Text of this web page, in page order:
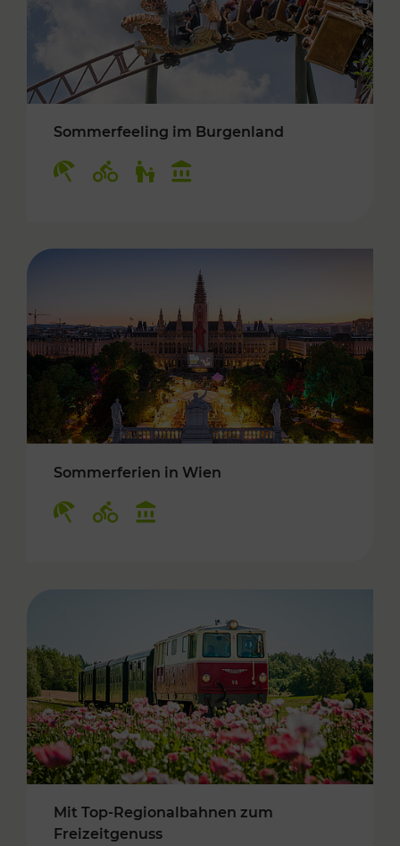
Sommerfeeling im Burgenland
Sommerferien in Wien
Mit Top-Regionalbahnen zum
Freizeitgenuss